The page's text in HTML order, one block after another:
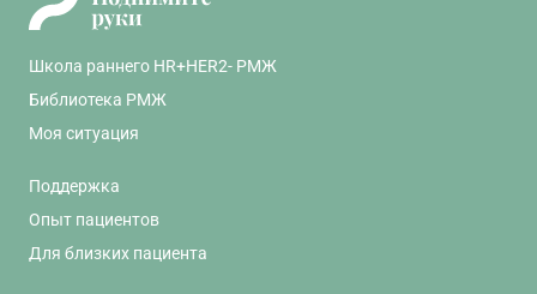
Школа раннего HR+HER2- РМЖ
Библиотека РМЖ
Моя ситуация
Поддержка
Опыт пациентов
Для близких пациента